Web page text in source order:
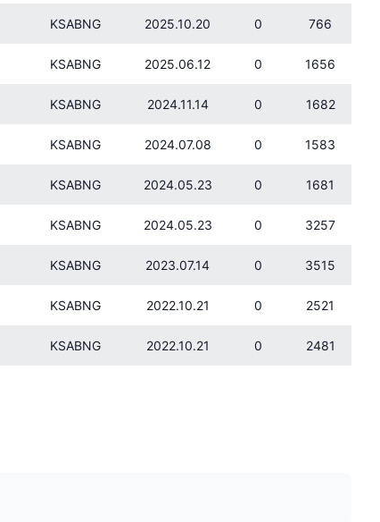
KSABNG 2025.10.20 0 766
KSABNG 2025.06.12 0 1656
KSABNG 2024.11.14 0 1682
KSABNG 2024.07.08 0 1583
KSABNG 2024.05.23 0 1681
KSABNG 2024.05.23 0 3257
KSABNG 2023.07.14 0 3515
KSABNG 2022.10.21 0 2521
KSABNG 2022.10.21 0 2481